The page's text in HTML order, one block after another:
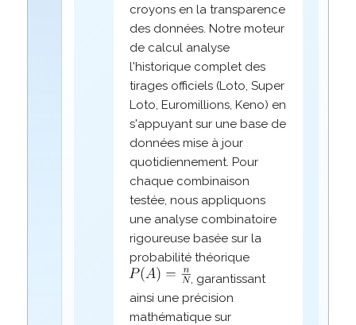
croyons en la transparence
des données. Notre moteur
de calcul analyse
l'historique complet des
tirages officiels (Loto, Super
Loto, Euromillions, Keno) en
s'appuyant sur une base de
données mise à jour
quotidiennement. Pour
chaque combinaison
testée, nous appliquons
une analyse combinatoire
rigoureuse basée sur la
probabilité théorique
, garantissant
ainsi une précision
mathématique sur